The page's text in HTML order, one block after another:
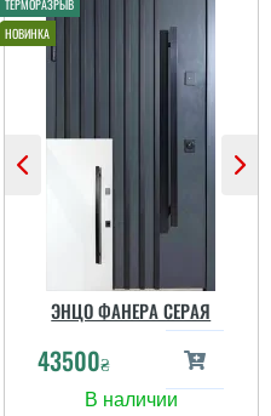
покриття ви можете самі
побачите а масивне
відпадають всі питання
які двері повинні бути в
ЭНЦО ФАНЕРА СЕРАЯ
43500₴